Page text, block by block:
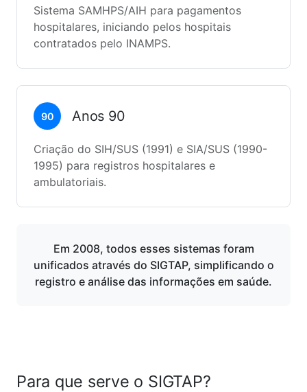
Sistema SAMHPS/AIH para pagamentos
hospitalares, iniciando pelos hospitais
contratados pelo INAMPS.
90 Anos 90
Criação do SIH/SUS (1991) e SIA/SUS (1990-
1995) para registros hospitalares e
ambulatoriais.
Em 2008, todos esses sistemas foram
unificados através do SIGTAP, simplificando o
registro e análise das informações em saúde.
Para que serve o SIGTAP?